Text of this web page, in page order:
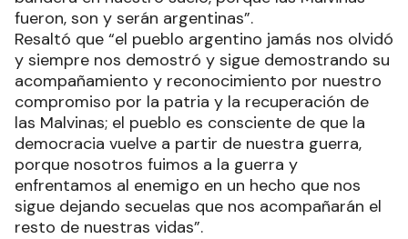
fueron, son y serán argentinas”.
Resaltó que “el pueblo argentino jamás nos olvidó
y siempre nos demostró y sigue demostrando su
acompañamiento y reconocimiento por nuestro
compromiso por la patria y la recuperación de
las Malvinas; el pueblo es consciente de que la
democracia vuelve a partir de nuestra guerra,
porque nosotros fuimos a la guerra y
enfrentamos al enemigo en un hecho que nos
sigue dejando secuelas que nos acompañarán el
resto de nuestras vidas”.